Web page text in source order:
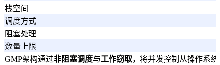
栈空间
调度方式
阻塞处理
数量上限
GMP架构通过非阻塞调度与工作窃取，将并发控制从操作系